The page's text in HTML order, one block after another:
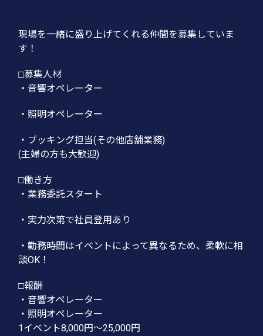
現場を一緒に盛り上げてくれる仲間を募集していま
す！
□募集人材
・音響オペレーター
・照明オペレーター
・ブッキング担当(その他店舗業務)
(主婦の方も大歓迎)
□働き方
・業務委託スタート
・実力次第で社員登用あり
・勤務時間はイベントによって異なるため、柔軟に相
談OK！
□報酬
・音響オペレーター
・照明オペレーター
1イベント8,000円〜25,000円